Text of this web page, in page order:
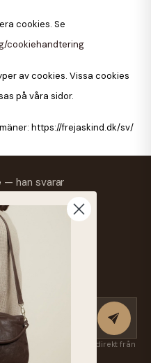
cookies. Se
cookiehandtering
av cookies. Vissa cookies
på våra sidor.
https://frejaskind.dk/sv/
— han svarar
och inspiration först — direkt från